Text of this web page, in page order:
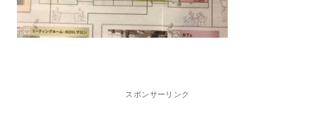
スポンサーリンク